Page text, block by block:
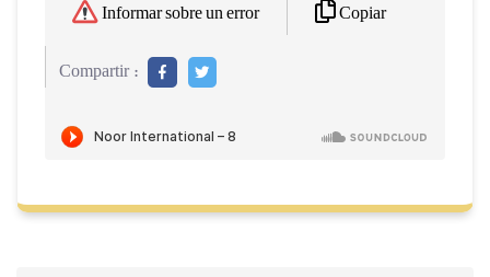
Informar sobre un error Copiar
Compartir :